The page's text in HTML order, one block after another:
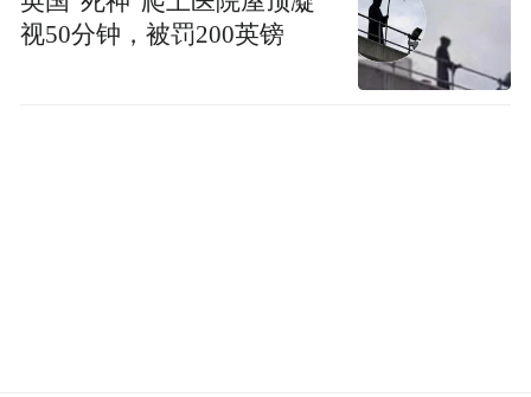
视50分钟，被罚200英镑